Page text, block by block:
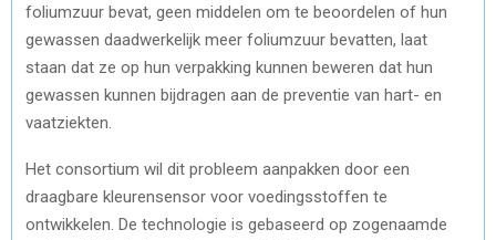
foliumzuur bevat, geen middelen om te beoordelen of hun
gewassen daadwerkelijk meer foliumzuur bevatten, laat
staan dat ze op hun verpakking kunnen beweren dat hun
gewassen kunnen bijdragen aan de preventie van hart- en
vaatziekten.
Het consortium wil dit probleem aanpakken door een
draagbare kleurensensor voor voedingsstoffen te
ontwikkelen. De technologie is gebaseerd op zogenaamde